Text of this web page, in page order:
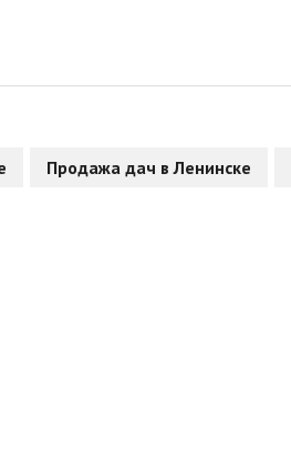
Продажа дач в Ленинске